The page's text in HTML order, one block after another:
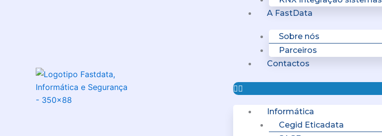
A FastData
Sobre nós
Parceiros
Contactos
Informática
Cegid Eticadata